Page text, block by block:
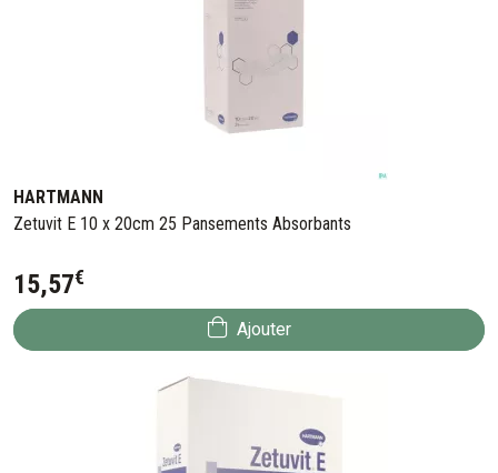
HARTMANN
Zetuvit E 10 x 20cm 25 Pansements Absorbants
15,57€
Ajouter